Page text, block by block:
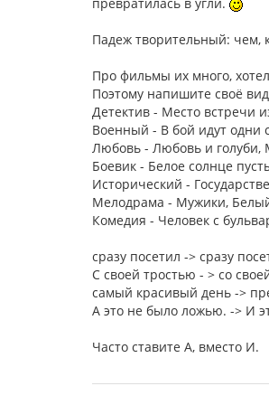
Падеж творительный: чем,
Про фильмы их много,
Поэтому напишите своё
Детектив - Место встречи
Военный - В бой идут одни
Любовь - Любовь и голуби,
Боевик - Белое солнце
Исторический -
Мелодрама - Мужики,
Комедия - Человек с
сразу посетил -> сразу
С своей тростью - > со
самый красивый день ->
А это не было ложью. -> И
Часто ставите А, вместо И.